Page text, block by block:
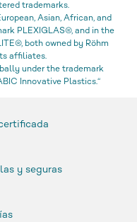
trademarks.
Asian, African, and
PLEXIGLAS®, and in the
both owned by Röhm
affiliates.
under the trademark
Innovative Plastics.“
y seguras